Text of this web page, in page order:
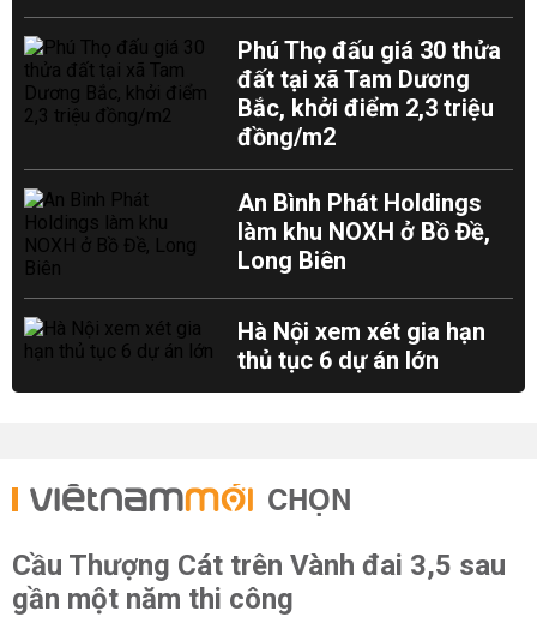
Phú Thọ đấu giá 30 thửa
đất tại xã Tam Dương
Bắc, khởi điểm 2,3 triệu
đồng/m2
An Bình Phát Holdings
làm khu NOXH ở Bồ Đề,
Long Biên
Hà Nội xem xét gia hạn
thủ tục 6 dự án lớn
CHỌN
Cầu Thượng Cát trên Vành đai 3,5 sau
gần một năm thi công